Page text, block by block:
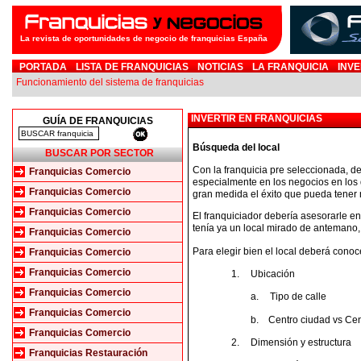
La revista de oportunidades de negocio de franquicias España
PORTADA LISTA DE FRANQUICIAS NOTICIAS LA FRANQUICIA
Funcionamiento del sistema de franquicias
GUÍA DE FRANQUICIAS
BUSCAR POR SECTOR
Franquicias Comercio
Franquicias Comercio
Franquicias Comercio
Franquicias Comercio
Franquicias Comercio
Franquicias Comercio
Franquicias Comercio
Franquicias Comercio
Franquicias Comercio
Franquicias Restauración
INVERTIR EN FRANQUICIAS
Búsqueda del local
Con la franquicia pre seleccionada,
especialmente en los negocios en
gran medida el éxito que pueda tener
El franquiciador debería asesorarle
tenía ya un local mirado de
Para elegir bien el local deberá
1. Ubicación
a. Tipo de calle
b. Centro ciudad vs
2. Dimensión y estructura